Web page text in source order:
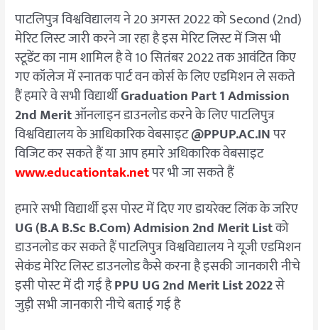
पाटलिपुत्र विश्वविद्यालय ने 20 अगस्त 2022 को Second (2nd)
मेरिट लिस्ट जारी करने जा रहा है इस मेरिट लिस्ट में जिस भी
स्टूडेंट का नाम शामिल है वे 10 सितंबर 2022 तक आवंटित किए
गए कॉलेज में स्नातक पार्ट वन कोर्स के लिए एडमिशन ले सकते
हैं हमारे वे सभी विद्यार्थीGraduation Part 1 Admission
2nd Meritऑनलाइन डाउनलोड करने के लिए पाटलिपुत्र
विश्वविद्यालय के आधिकारिक वेबसाइट@PPUP.AC.INपर
विजिट कर सकते हैं या आप हमारे अधिकारिक वेबसाइट
www.educationtak.netपर भी जा सकते हैं
हमारे सभी विद्यार्थी इस पोस्ट में दिए गए डायरेक्ट लिंक के जरिए
UG (B.A B.Sc B.Com) Admision 2nd Merit Listको
डाउनलोड कर सकते हैं पाटलिपुत्र विश्वविद्यालय ने यूजी एडमिशन
सेकंड मेरिट लिस्ट डाउनलोड कैसे करना है इसकी जानकारी नीचे
इसी पोस्ट में दी गई हैPPU UG 2nd Merit List 2022से
जुड़ी सभी जानकारी नीचे बताई गई है